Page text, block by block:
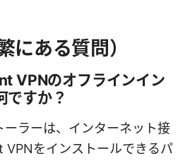
にある質問）
VPNのオフラインイン
ですか？
ーラーは、インターネット接
をインストールできるパ